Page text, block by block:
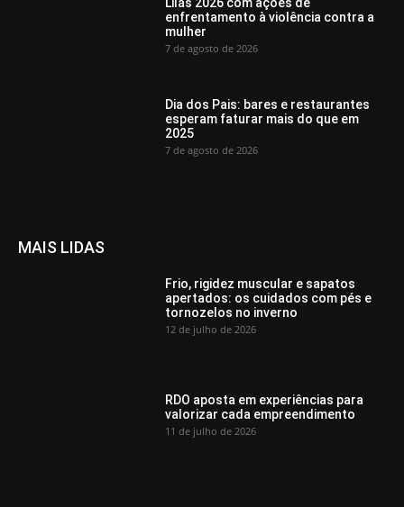
Lilás 2026 com ações de
enfrentamento à violência contra a
mulher
7 de agosto de 2026
Dia dos Pais: bares e restaurantes
esperam faturar mais do que em
2025
7 de agosto de 2026
MAIS LIDAS
Frio, rigidez muscular e sapatos
apertados: os cuidados com pés e
tornozelos no inverno
12 de julho de 2026
RDO aposta em experiências para
valorizar cada empreendimento
11 de julho de 2026